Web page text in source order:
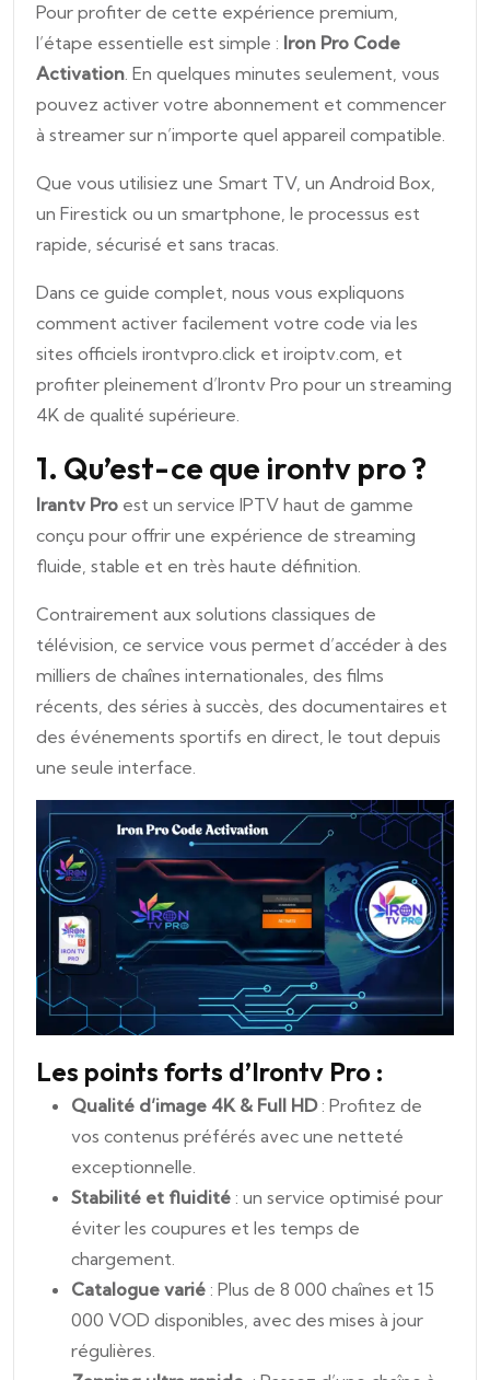
Pour profiter de cette expérience premium,
l’étape essentielle est simple : Iron Pro Code
Activation. En quelques minutes seulement, vous
pouvez activer votre abonnement et commencer
à streamer sur n’importe quel appareil compatible.
Que vous utilisiez une Smart TV, un Android Box,
un Firestick ou un smartphone, le processus est
rapide, sécurisé et sans tracas.
Dans ce guide complet, nous vous expliquons
comment activer facilement votre code via les
sites officiels irontvpro.click et iroiptv.com, et
profiter pleinement d’Irontv Pro pour un streaming
4K de qualité supérieure.
1. Qu’est-ce que irontv pro ?
Irantv Pro est un service IPTV haut de gamme
conçu pour offrir une expérience de streaming
fluide, stable et en très haute définition.
Contrairement aux solutions classiques de
télévision, ce service vous permet d’accéder à des
milliers de chaînes internationales, des films
récents, des séries à succès, des documentaires et
des événements sportifs en direct, le tout depuis
une seule interface.
Les points forts d’Irontv Pro :
Qualité d’image 4K & Full HD : Profitez de
vos contenus préférés avec une netteté
exceptionnelle.
Stabilité et fluidité : un service optimisé pour
éviter les coupures et les temps de
chargement.
Catalogue varié : Plus de 8 000 chaînes et 15
000 VOD disponibles, avec des mises à jour
régulières.